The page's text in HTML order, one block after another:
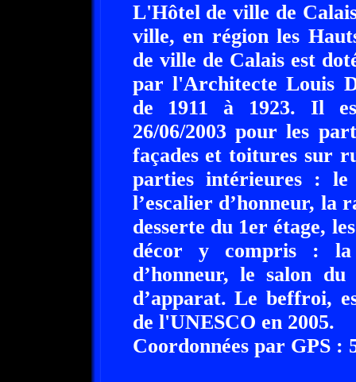
L'Hôtel de ville de
ville, en région les
de ville de Calais est
par l'Architecte Louis
de 1911 à 1923. Il
26/06/2003 pour les
façades et toitures sur
parties intérieures :
l’escalier d’honneur, la
desserte du 1er étage,
décor y compris : la
d’honneur, le salon
d’apparat. Le beffroi,
de l'UNESCO en 2005.
Coordonnées par GPS :